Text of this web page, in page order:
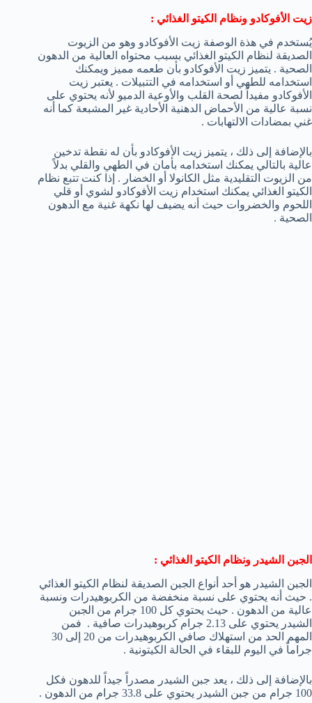
زيت الأفوكادو ونظام الكيتو الغذائي :
يُستخدم في هذة الوصفة زيت الأفوكادو وهو من الزيوت
الصديقة لنظام الكيتو الغذائي بسبب محتواه العالية من الدهون
الصحية . يتميز زيت الأفوكادو بأن طعمه مميز ويمكنك
استخدامه للطهي أو استخدامه في التتبيلات . يعتبر زيت
الأفوكادو مفيداً لصحة القلب والأوعية الدميو لأنه يحتوي على
نسبة عالية من الأحماض الدهنية الأحادية غير المشبعة كما أنه
غني بمضادات الالتهابات .
بالإضافة إلى ذلك ، يتميز زيت الأفوكادو بأن له نقطة تدخين
عالية بالتالي يمكنك استخدامه بأمان في الطهي والقلي بدلاً
من الزيوت التقليدية مثل الكانولا أو الخضار . إذا كنت تتبع نظام
الكيتو الغذائي يمكنك استخدام زيت الأفوكادو لشوي أو قلي
اللحوم والخضروات حيث أنه يضيف لها نكهة غنية مع الدهون
الصحية .
الجبن الشيدر ونظام الكيتو الغذائي :
الجبن الشيدر هو أحد أنواع الجبن الصديقة لنظام الكيتو الغذائي
. حيث أنه يحتوي على نسبة منخفضة من الكربوهيدرات ونسبة
عالية من الدهون . حيث يحتوي كل 100 جرام من الجبن
الشيدر يحتوي على 2.13 جرام كربوهيدرات صافية . فمن
المهم الحد من استهلاك صافي الكربوهيدرات من 20 إلى 30
جراماً في اليوم للبقاء في الحالة الكيتونية .
بالإضافة إلى ذلك ، يعد جبن الشيدر مصدراً جيداً للدهون فكل
100 جرام من جبن الشيدر يحتوي على 33.8 جرام من الدهون .